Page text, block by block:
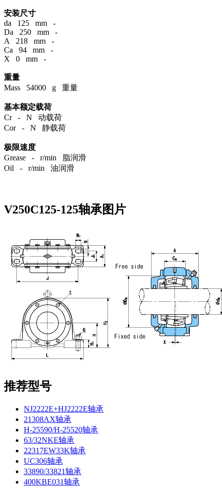
安装尺寸
da 125 mm -
Da 250 mm -
A 218 mm -
Ca 94 mm -
X 0 mm -
重量
Mass 54000 g 重量
基本额定载荷
Cr - N 动载荷
Cor - N 静载荷
极限速度
Grease - r/min 脂润滑
Oil - r/min 油润滑
V250C125-125轴承图片
推荐型号
NJ2222E+HJ2222E轴承
21308AX轴承
H-25590/H-25520轴承
63/32NKE轴承
22317EW33K轴承
UC306轴承
33890/33821轴承
400KBE031轴承